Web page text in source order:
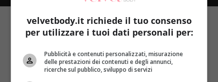
Home movimento giornaliero
velvetbody.it richiede il tuo consenso
per utilizzare i tuoi dati personali per:
Pubblicità e contenuti personalizzati, misurazione
delle prestazioni dei contenuti e degli annunci,
ricerche sul pubblico, sviluppo di servizi